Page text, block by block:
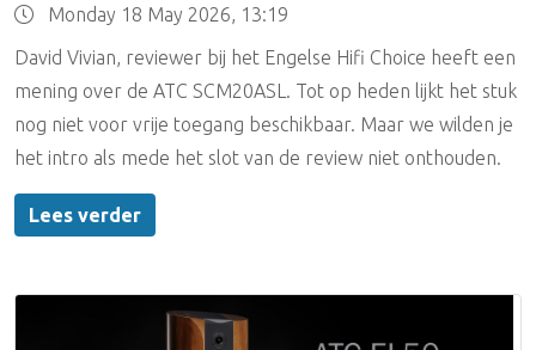
Monday 18 May 2026, 13:19
David Vivian, reviewer bij het Engelse Hifi Choice heeft een
mening over de ATC SCM20ASL. Tot op heden lijkt het stuk
nog niet voor vrije toegang beschikbaar. Maar we wilden je
het intro als mede het slot van de review niet onthouden.
Lees verder